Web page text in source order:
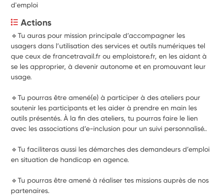
d'emploi
Actions
🔹Tu auras pour mission principale d’accompagner les
usagers dans l’utilisation des services et outils numériques tel
que ceux de francetravail.fr ou emploistore.fr, en les aidant à
se les approprier, à devenir autonome et en promouvant leur
usage.
🔹Tu pourras être amené(e) à participer à des ateliers pour
soutenir les participants et les aider à prendre en main les
outils présentés. À la fin des ateliers, tu pourras faire le lien
avec les associations d’e-inclusion pour un suivi personnalisé..
🔹Tu faciliteras aussi les démarches des demandeurs d’emploi
en situation de handicap en agence.
🔹Tu pourras être amené à réaliser tes missions auprès de nos
partenaires.